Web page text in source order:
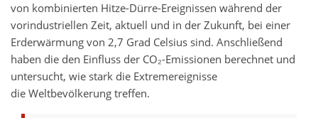
von kombinierten Hitze-Dürre-Ereignissen während der
vorindustriellen Zeit, aktuell und in der Zukunft, bei einer
Erderwärmung von 2,7 Grad Celsius sind. Anschließend
haben die den Einfluss der CO₂-Emissionen berechnet und
untersucht, wie stark die Extremereignisse
die Weltbevölkerung treffen.